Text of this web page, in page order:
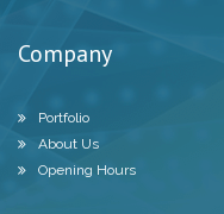
Company
Portfolio
About Us
Opening Hours